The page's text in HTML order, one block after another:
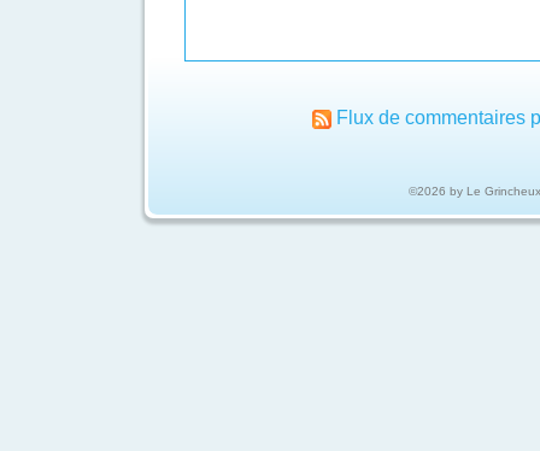
Flux de commentaires
©2026 by Le